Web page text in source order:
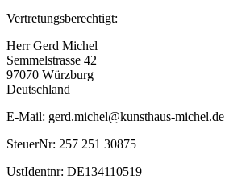
Vertretungsberechtigt:
Herr Gerd Michel
Semmelstrasse 42
97070 Würzburg
Deutschland
E-Mail: gerd.michel@kunsthaus-michel.de
SteuerNr: 257 251 30875
UstIdentnr: DE134110519